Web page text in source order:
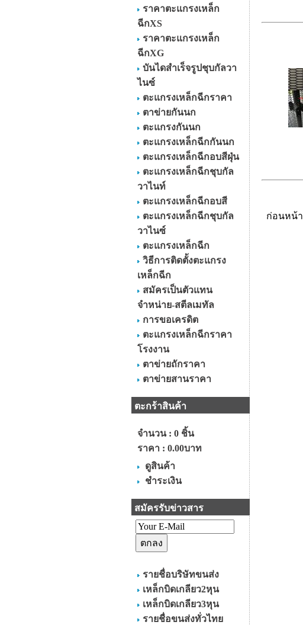
ราคาตะแกรงเหล็ก
ฉีกXS
ราคาตะแกรงเหล็ก
ฉีกXG
บันไดสำเร็จรูปชุบกัลวา
ไนซ์
ตะแกรงเหล็กฉีกราคา
ตาข่ายกันนก
ตะแกรงกันนก
ตะแกรงเหล็กฉีกกันนก
ตะแกรงเหล็กฉีกอบสีฝุ่น
ตะแกรงเหล็กฉีกชุบกัล
วาไนท์
ตะแกรงเหล็กฉีกอบสี
ตะแกรงเหล็กฉีกชุบกัล
วาไนซ์
ตะแกรงเหล็กฉีก
วิธีการติดตั้งตะแกรง
เหล็กฉีก
สมัครเป็นตัวแทน
จำหน่าย-สตีลเมทัล
การขอเครดิต
ตะแกรงเหล็กฉีกราคา
โรงงาน
ตาข่ายถักราคา
ตาข่ายสานราคา
ตะกร้าสินค้า
จำนวน : 0 ชิ้น
ราคา : 0.00บาท
ดูสินค้า
ชำระเงิน
สมัครรับข่าวสาร
รายชื่อบริษัทขนส่ง
เหล็กบิดเกลียว2หุน
เหล็กบิดเกลียว3หุน
รายชื่อขนส่งทั่วไทย
ก่อนหน้า